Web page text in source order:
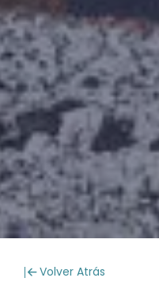
Volver Atrás